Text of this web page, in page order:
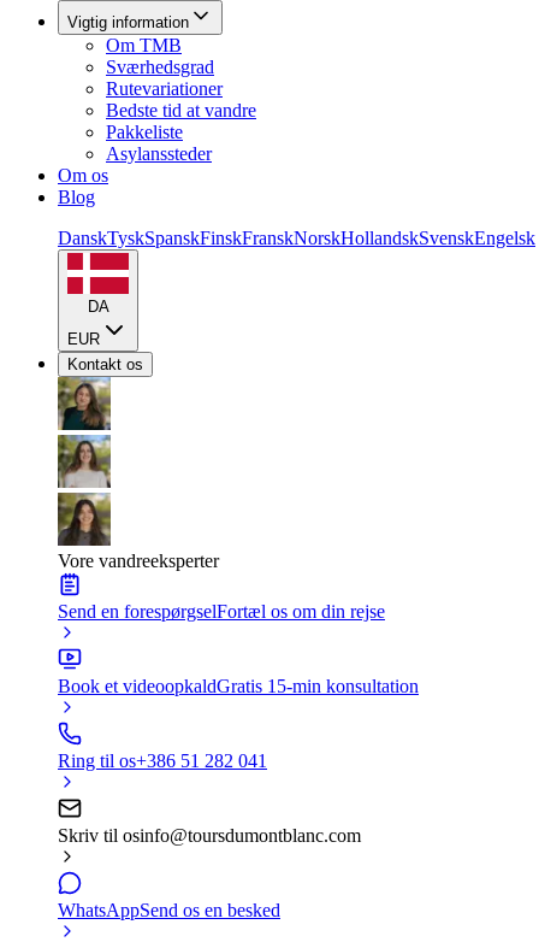
Vigtig information
Om TMB
Sværhedsgrad
Rutevariationer
Bedste tid at vandre
Pakkeliste
Asylanssteder
Om os
Blog
DanskTyskSpanskFinskFranskNorskHollandskSvenskEngelsk
DA
EUR
Kontakt os
Vore vandreeksperter
Send en forespørgselFortæl os om din rejse
Book et videoopkaldGratis 15-min konsultation
Ring til os+386 51 282 041
Skriv til osinfo@toursdumontblanc.com
WhatsAppSend os en besked